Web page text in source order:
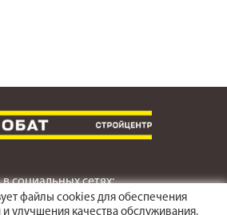
социальных сетях:
файлы cookies для обеспечения
и улучшения качества обслуживания.